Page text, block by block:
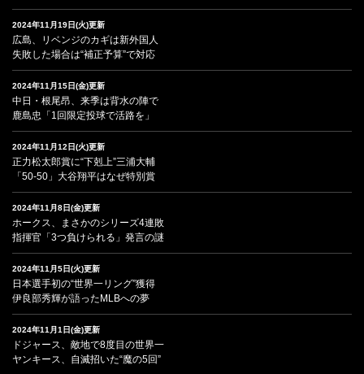
2024年11月19日(火)更新
広島、リベンジのカギは新外国人
失敗した場合は“補正予算”で対応
2024年11月15日(金)更新
中日・根尾昂、来季は背水の陣で
鹿島忠「1回限定投球で活路を」
2024年11月12日(火)更新
正力松太郎賞に“下剋上”三浦大輔
「50-50」大谷翔平はなぜ特別賞
2024年11月8日(金)更新
ホークス、まさかのシリーズ4連敗
指揮官「3つ負けられる」発言の謎
2024年11月5日(火)更新
日本選手初の“世界一リング”獲得
伊良部秀輝が語ったMLBへの夢
2024年11月1日(金)更新
ドジャース、敵地で8度目の世界一
ヤンキース、自滅招いた“魔の5回”